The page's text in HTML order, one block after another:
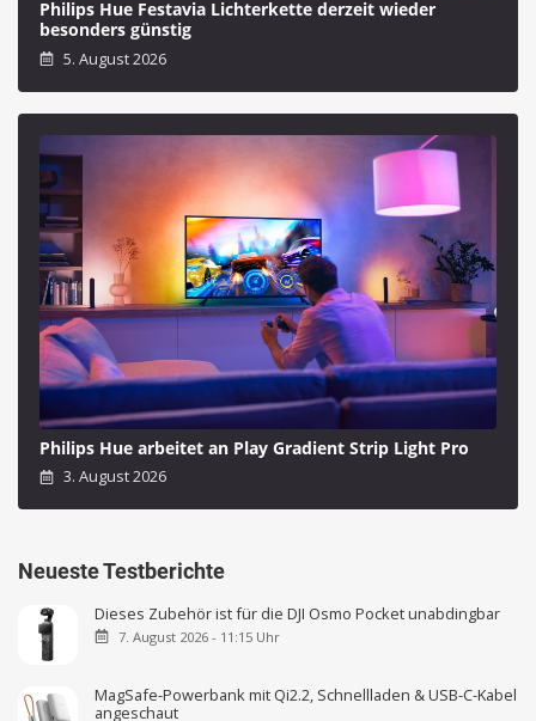
Philips Hue Festavia Lichterkette derzeit wieder
besonders günstig
5. August 2026
Philips Hue arbeitet an Play Gradient Strip Light Pro
3. August 2026
Neueste Testberichte
Dieses Zubehör ist für die DJI Osmo Pocket unabdingbar
7. August 2026 - 11:15 Uhr
MagSafe-Powerbank mit Qi2.2, Schnellladen & USB-C-Kabel
angeschaut